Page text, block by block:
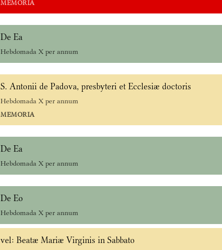
MEMORIA
De Ea
Hebdomada X per annum
S. Antonii de Padova, presbyteri et Ecclesiæ doctoris
Hebdomada X per annum
MEMORIA
De Ea
Hebdomada X per annum
De Eo
Hebdomada X per annum
vel: Beatæ Mariæ Virginis in Sabbato